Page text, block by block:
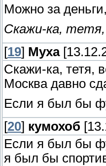
Можно за
Скажи-ка, тетя,
[19] Муха
Скажи-ка, тетя,
Москва давно
Если я был бы
[20] кумохоб
Если я был бы
я был бы